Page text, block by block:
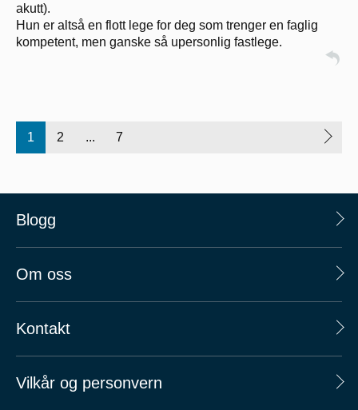
akutt).
Hun er altså en flott lege for deg som trenger en faglig
kompetent, men ganske så upersonlig fastlege.
1 2 ... 7
Blogg
Om oss
Kontakt
Vilkår og personvern